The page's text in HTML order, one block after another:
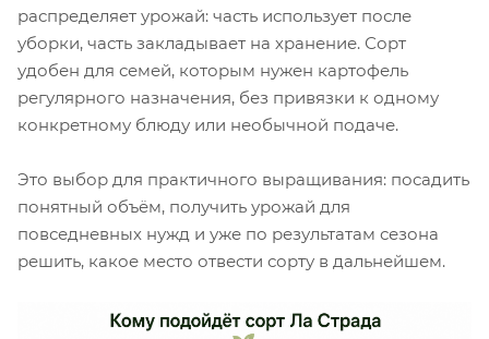
распределяет урожай: часть использует после
уборки, часть закладывает на хранение. Сорт
удобен для семей, которым нужен картофель
регулярного назначения, без привязки к одному
конкретному блюду или необычной подаче.
Это выбор для практичного выращивания: посадить
понятный объём, получить урожай для
повседневных нужд и уже по результатам сезона
решить, какое место отвести сорту в дальнейшем.